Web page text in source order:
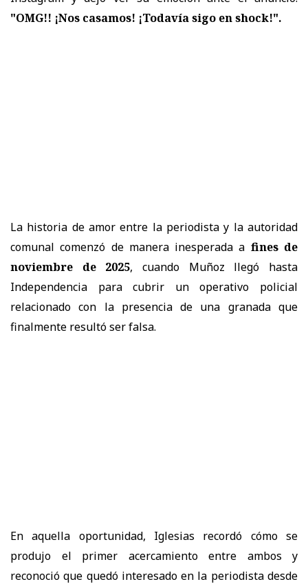
"OMG!! ¡Nos casamos! ¡Todavía sigo en shock!".
La historia de amor entre la periodista y la autoridad
comunal comenzó de manera inesperada a fines de
noviembre de 2025, cuando Muñoz llegó hasta
Independencia para cubrir un operativo policial
relacionado con la presencia de una granada que
finalmente resultó ser falsa.
En aquella oportunidad, Iglesias recordó cómo se
produjo el primer acercamiento entre ambos y
reconoció que quedó interesado en la periodista desde